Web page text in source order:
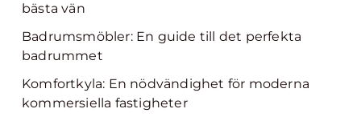
bästa vän
Badrumsmöbler: En guide till det perfekta
badrummet
Komfortkyla: En nödvändighet för moderna
kommersiella fastigheter